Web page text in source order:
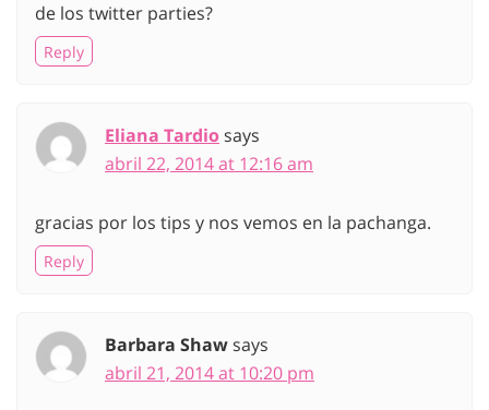
de los twitter parties?
Reply
Eliana Tardiosays
abril 22, 2014 at 12:16 am
gracias por los tips y nos vemos en la pachanga.
Reply
Barbara Shawsays
abril 21, 2014 at 10:20 pm